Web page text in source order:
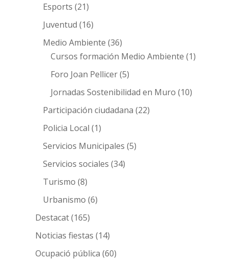
Esports (21)
Juventud (16)
Medio Ambiente (36)
Cursos formación Medio Ambiente (1)
Foro Joan Pellicer(5)
Jornadas Sostenibilidad en Muro (10)
Participación ciudadana (22)
Policia Local (1)
Servicios Municipales (5)
Servicios sociales (34)
Turismo (8)
Urbanismo (6)
Destacat(165)
Noticias fiestas (14)
Ocupació pública (60)